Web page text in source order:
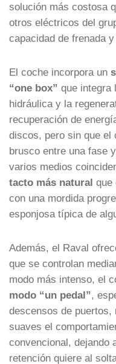
solución más costosa
otros eléctricos del
capacidad de frenada
El coche incorpora un
“one box” que integra
hidráulica y la
recuperación de
discos, pero sin que el
brusco entre una fase
varios medios
tacto más natural que
con una mordida
esponjosa típica de
Además, el Raval
que se controlan
modo más intenso, el
modo “un pedal”,
descensos de puertos,
suaves el
convencional, dejando
retención quiere al